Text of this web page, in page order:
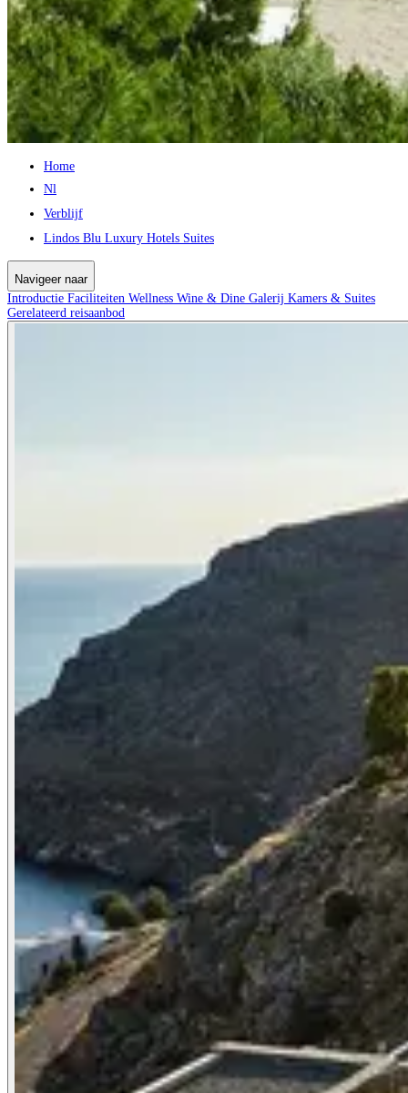
Home
Nl
Verblijf
Lindos Blu Luxury Hotels Suites
Navigeer naar
Introductie Faciliteiten Wellness Wine & Dine Galerij Kamers & Suites
Gerelateerd reisaanbod